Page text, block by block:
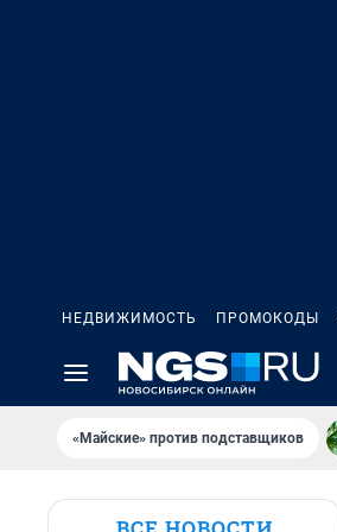
НЕДВИЖИМОСТЬ ПРОМОКОДЫ
«Майские» против подставщиков